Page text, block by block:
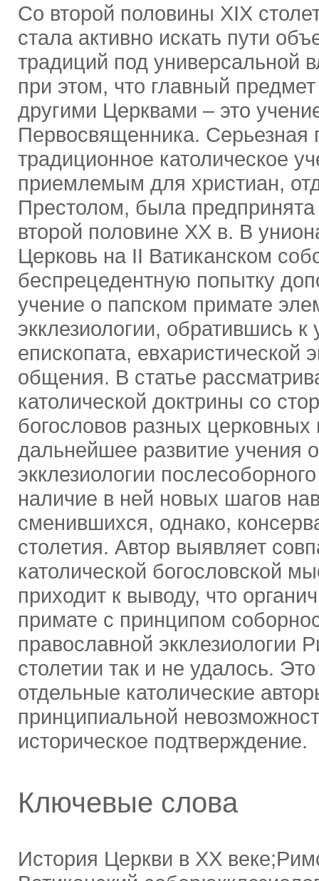
Со второй половины XIX
стала активно искать пути
традиций под универсальной
при этом, что главный
другими Церквами ‒ это
Первосвященника. Серьезная
традиционное католическое
приемлемым для христиан,
Престолом, была
второй половине ХХ в. В
Церковь на II Ватиканском
беспрецедентную попытку
учение о папском примате
экклезиологии, обратившись
епископата, евхаристической
общения. В статье
католической доктрины со
богословов разных
дальнейшее развитие учения
экклезиологии
наличие в ней новых шагов
сменившихся, однако,
столетия. Автор выявляет
католической богословской
приходит к выводу, что
примате с принципом
православной экклезиологии
столетии так и не удалось.
отдельные католические
принципиальной
историческое подтверждение.
Ключевые слова
История Церкви в ХХ